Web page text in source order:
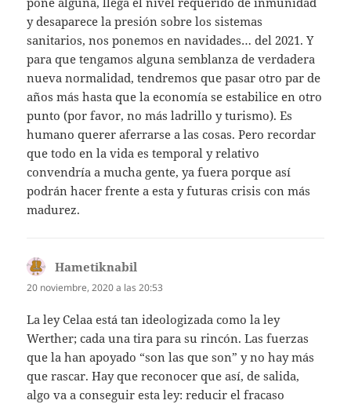
y desaparece la presión sobre los sistemas
sanitarios, nos ponemos en navidades… del 2021. Y
para que tengamos alguna semblanza de verdadera
nueva normalidad, tendremos que pasar otro par de
años más hasta que la economía se estabilice en otro
punto (por favor, no más ladrillo y turismo). Es
humano querer aferrarse a las cosas. Pero recordar
que todo en la vida es temporal y relativo
convendría a mucha gente, ya fuera porque así
podrán hacer frente a esta y futuras crisis con más
madurez.
Hametiknabil
20 noviembre, 2020 a las 20:53
La ley Celaa está tan ideologizada como la ley
Werther; cada una tira para su rincón. Las fuerzas
que la han apoyado “son las que son” y no hay más
que rascar. Hay que reconocer que así, de salida,
algo va a conseguir esta ley: reducir el fracaso